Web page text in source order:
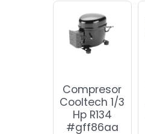
Compresor
Cooltech 1/3
Hp R134
#gff86aa